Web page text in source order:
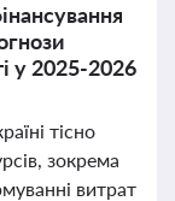
у 2025-2026
тісно
зокрема
витрат